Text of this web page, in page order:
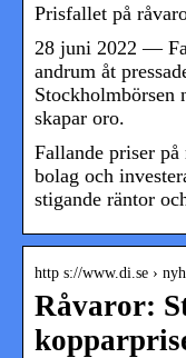
Prisfallet på
28 juni 2022 —
andrum åt
Stockholmbörsen
skapar oro.
Fallande priser på
bolag och
stigande räntor
http s://www.di.se ›
Råvaror: